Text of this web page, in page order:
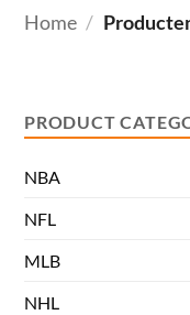
Home /
PRODUCT
NBA
NFL
MLB
NHL